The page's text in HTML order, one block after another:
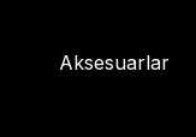
Aksesuarlar